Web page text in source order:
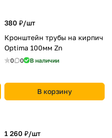
380 ₽/шт
Кронштейн трубы на кирпич
Optima 100мм Zn
0 0 В наличии
В корзину
1 260 ₽/шт